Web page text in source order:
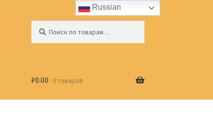
₽0.00 0 товаров
Russian